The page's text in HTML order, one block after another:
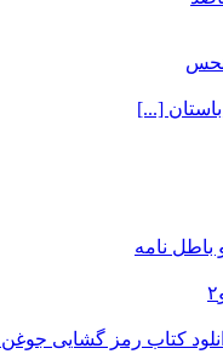
نحس
[...]
نامه
کتاب رمز گشایی